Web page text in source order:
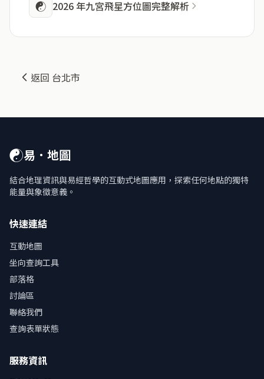
☯ 2026 年九宮飛星方位圖完整解析
返回 台北市
☯易．地圖
結合地理資訊與易經哲學的互動式地圖應用，探索任何地點的獨特
能量與象徵意義。
快速連結
互動地圖
坐向查詢工具
部落格
討論區
聯絡我們
查詢表單狀態
服務資訊